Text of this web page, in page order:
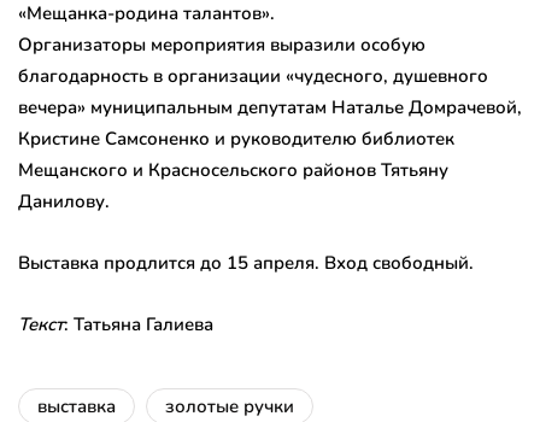
«Мещанка-родина талантов».
Организаторы мероприятия выразили особую
благодарность в организации «чудесного, душевного
вечера» муниципальным депутатам Наталье Домрачевой,
Кристине Самсоненко и руководителю библиотек
Мещанского и Красносельского районов Тятьяну
Данилову.
Выставка продлится до 15 апреля. Вход свободный.
Текст: Татьяна Галиева
выставка золотые ручки